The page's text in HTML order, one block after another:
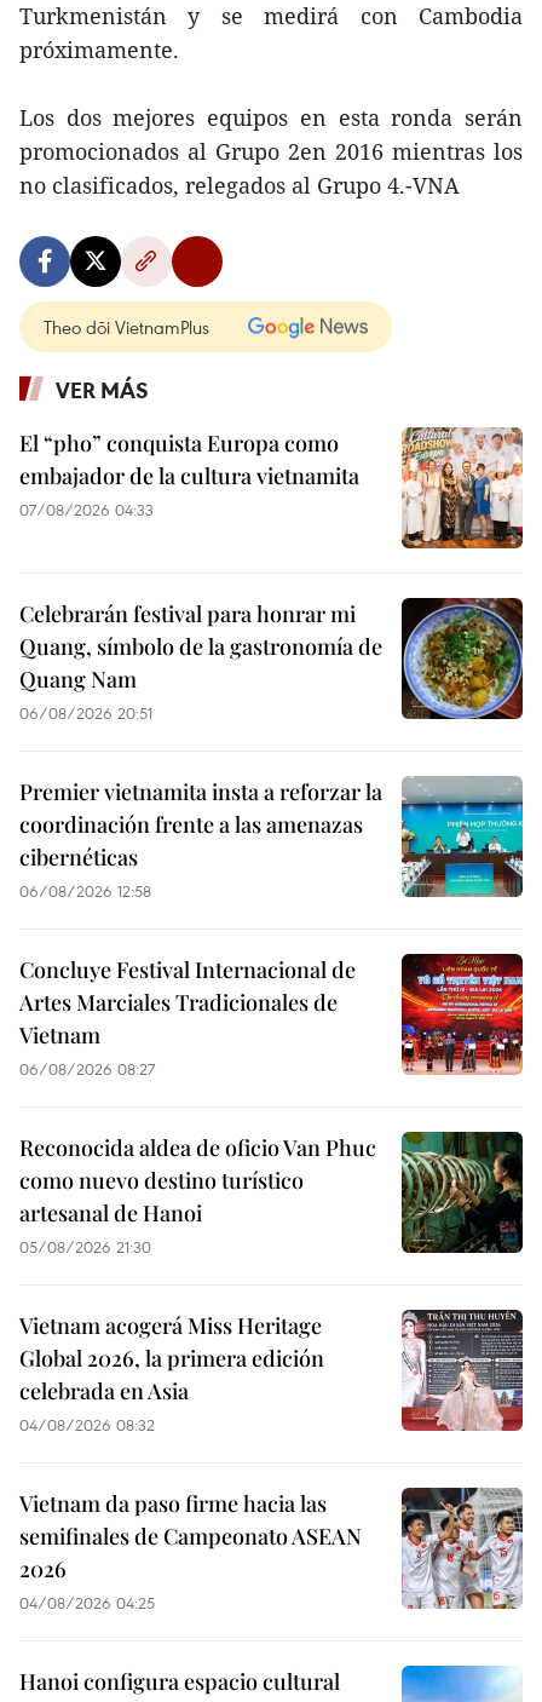
Turkmenistán y se medirá con Cambodia
próximamente.
Los dos mejores equipos en esta ronda serán
promocionados al Grupo 2en 2016 mientras los
no clasificados, relegados al Grupo 4.-VNA
Theo dõi VietnamPlus
VER MÁS
El “pho” conquista Europa como
embajador de la cultura vietnamita
07/08/2026 04:33
Celebrarán festival para honrar mi
Quang, símbolo de la gastronomía de
Quang Nam
06/08/2026 20:51
Premier vietnamita insta a reforzar la
coordinación frente a las amenazas
cibernéticas
06/08/2026 12:58
Concluye Festival Internacional de
Artes Marciales Tradicionales de
Vietnam
06/08/2026 08:27
Reconocida aldea de oficio Van Phuc
como nuevo destino turístico
artesanal de Hanoi
05/08/2026 21:30
Vietnam acogerá Miss Heritage
Global 2026, la primera edición
celebrada en Asia
04/08/2026 08:32
Vietnam da paso firme hacia las
semifinales de Campeonato ASEAN
2026
04/08/2026 04:25
Hanoi configura espacio cultural